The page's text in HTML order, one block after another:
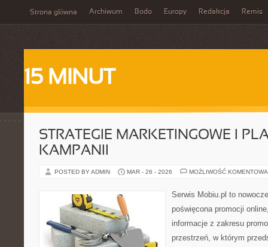
Strona główna Archiwum Bodo Europy Redakcja Remis
15 MINUT
STRATEGIE MARKETINGOWE I
KAMPANII
POSTED BY ADMIN MAR - 26 - 2026 MOŻLIWOŚĆ
Serwis Mobiu.pl to
poświęcona promocji
informacje z zakresu
przestrzeń, w którym